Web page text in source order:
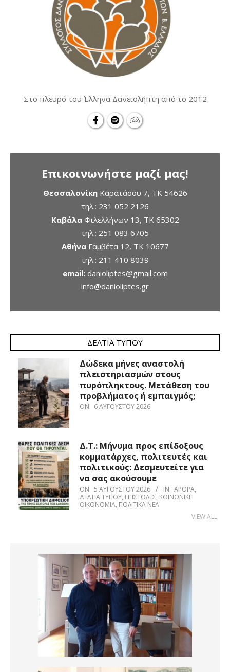
Στο πλευρό του Έλληνα Δανειολήπτη από το 2012
Επικοινωνήστε μαζί μας!
ΘεσσαλονίκηΚαρατάσου 7, TK 54626
τηλ.: 231 052 2126
ΚαβάλαΦιλελλήνων 13, ΤΚ 65302
τηλ.: 251 083 6705
ΑθήναΓαμβέτα 12, ΤΚ 10677
τηλ.: 211 410 8039
email: danioliptes@gmail.com
info@danioliptes.gr
ΔΕΛΤΊΑ ΤΎΠΟΥ
Δώδεκα μήνες αναστολή
πλειστηριασμών στους
πυρόπληκτους. Μετάθεση του
προβλήματος ή εμπαιγμός;
ON: 6 ΑΥΓΟΎΣΤΟΥ 2026
Δ.Τ.: Μήνυμα προς επίδοξους
κομματάρχες, πολιτευτές και
πολιτικούς: Δεσμευτείτε για
να σας ακούσουμε
ON: 5 ΑΥΓΟΎΣΤΟΥ 2026 IN: ΆΡΘΡΑ,
ΔΕΛΤΊΑ ΤΎΠΟΥ, ΕΠΙΣΤΟΛΈΣ, ΚΟΙΝΩΝΙΚΉ
ΟΙΚΟΝΟΜΊΑ, ΠΟΛΙΤΙΚΆ ΝΈΑ
VIEW ALL